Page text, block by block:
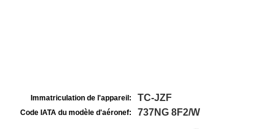
Immatriculation de l'appareil: TC-JZF
Code IATA du modèle d'aéronef: 737NG 8F2/W